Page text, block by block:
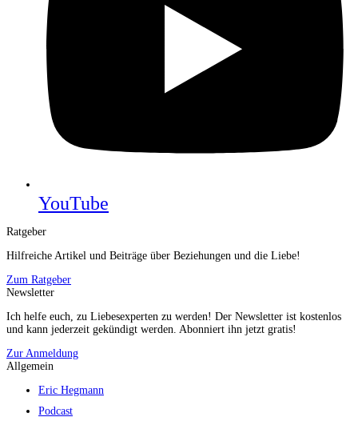
YouTube
Ratgeber
Hilfreiche Artikel und Beiträge über Beziehungen und die Liebe!
Zum Ratgeber
Newsletter
Ich helfe euch, zu Liebesexperten zu werden! Der Newsletter ist kostenlos
und kann jederzeit gekündigt werden. Abonniert ihn jetzt gratis!
Zur Anmeldung
Allgemein
Eric Hegmann
Podcast